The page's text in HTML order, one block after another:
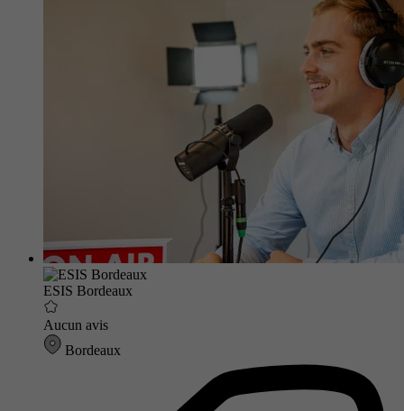
ESIS Bordeaux
Aucun avis
Bordeaux